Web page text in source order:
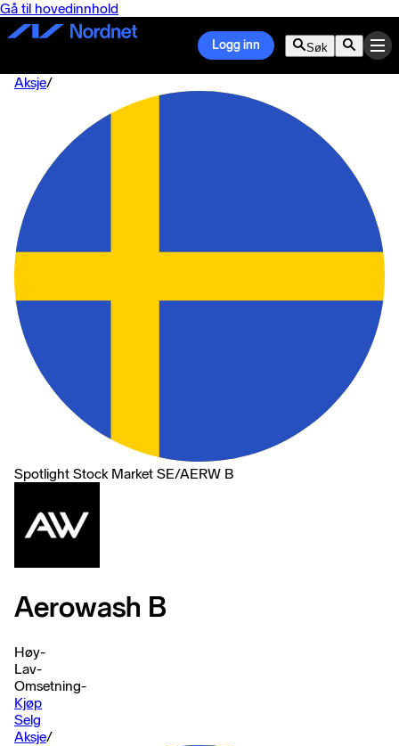
Gå til hovedinnhold
Logg inn Søk
Aksje/
Spotlight Stock Market SE/AERW B
Aerowash B
Høy-
Lav-
Omsetning-
Kjøp
Selg
Aksje/